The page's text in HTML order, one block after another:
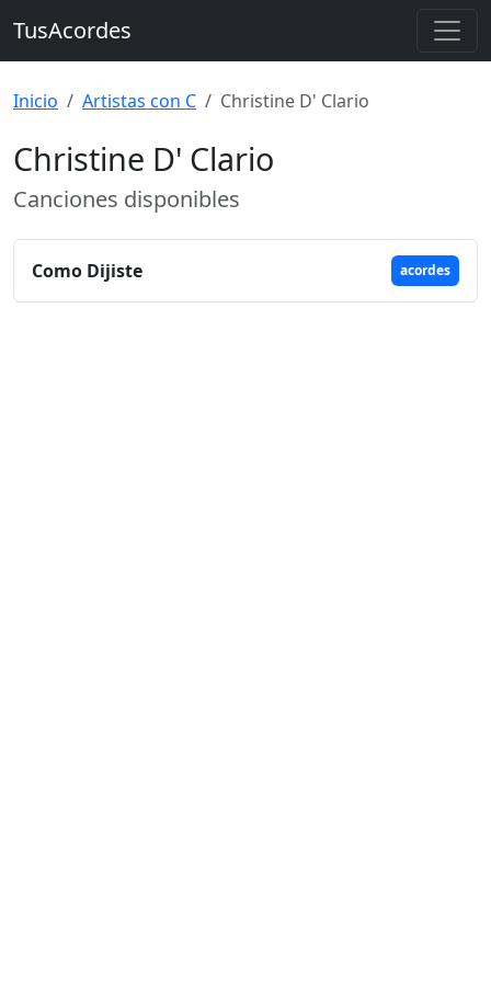
TusAcordes
Inicio Artistas con C Christine D' Clario
Christine D' Clario
Canciones disponibles
Como Dijiste acordes